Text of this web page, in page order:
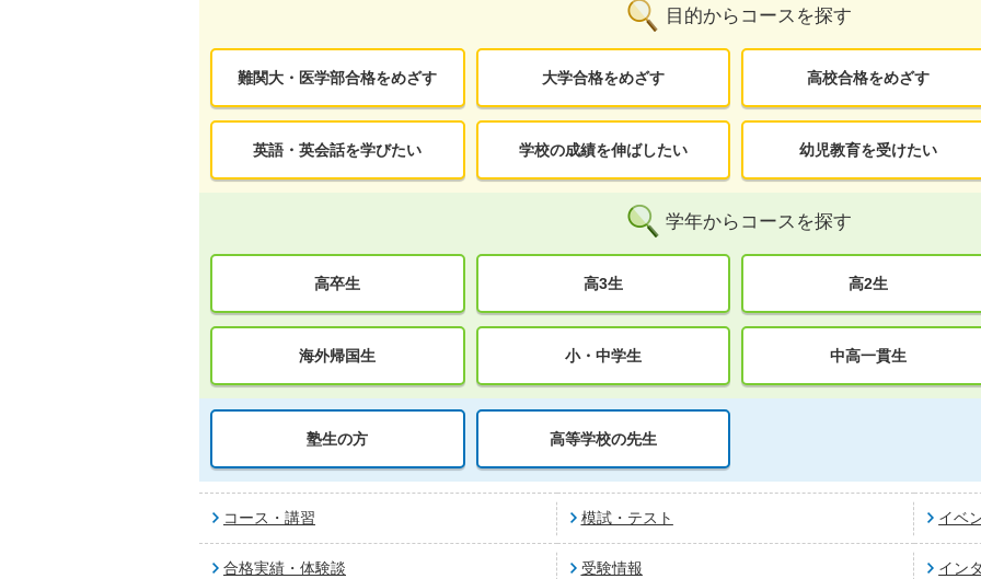
目的からコースを探す
難関大・医学部合格をめざす 大学合格をめざす 高校合格をめざす
英語・英会話を学びたい 学校の成績を伸ばしたい 幼児教育を受けたい
学年からコースを探す
高卒生 高3生 高2生
海外帰国生 小・中学生 中高一貫生
塾生の方 高等学校の先生
コース・講習 模試・テスト イベ
合格実績・体験談 受験情報 イン